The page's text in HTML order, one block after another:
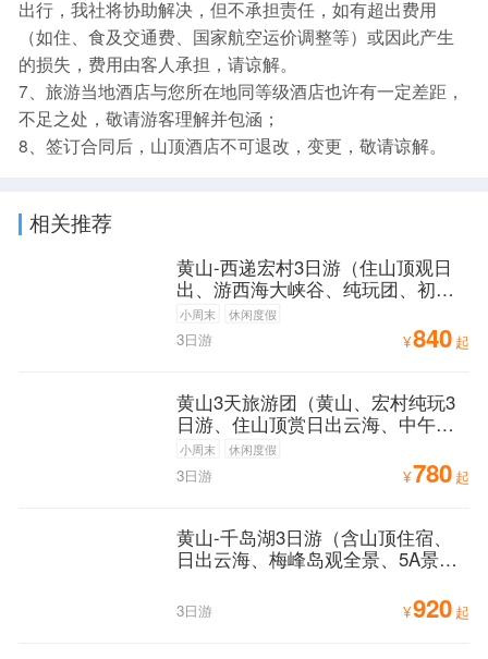
出行，我社将协助解决，但不承担责任，如有超出费用
（如住、食及交通费、国家航空运价调整等）或因此产生
的损失，费用由客人承担，请谅解。
7、旅游当地酒店与您所在地同等级酒店也许有一定差距，
不足之处，敬请游客理解并包涵；
8、签订合同后，山顶酒店不可退改，变更，敬请谅解。
相关推荐
黄山-西递宏村3日游（住山顶观日
出、游西海大峡谷、纯玩团、初到
黄山必游路线）
小周末 休闲度假
¥840 起
3日游
黄山3天旅游团（黄山、宏村纯玩3
日游、住山顶赏日出云海、中午发
团、高铁站可接）
小周末 休闲度假
¥780 起
3日游
黄山-千岛湖3日游（含山顶住宿、
日出云海、梅峰岛观全景、5A景点
¥920 起
3日游